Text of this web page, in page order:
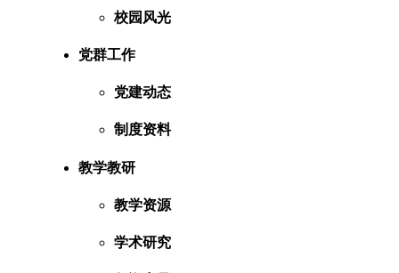
校园风光
党群工作
党建动态
制度资料
教学教研
教学资源
学术研究